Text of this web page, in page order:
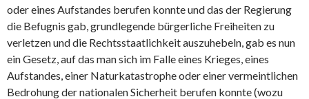
oder eines Aufstandes berufen konnte und das der Regierung
die Befugnis gab, grundlegende bürgerliche Freiheiten zu
verletzen und die Rechtsstaatlichkeit auszuhebeln, gab es nun
ein Gesetz, auf das man sich im Falle eines Krieges, eines
Aufstandes, einer Naturkatastrophe oder einer vermeintlichen
Bedrohung der nationalen Sicherheit berufen konnte (wozu